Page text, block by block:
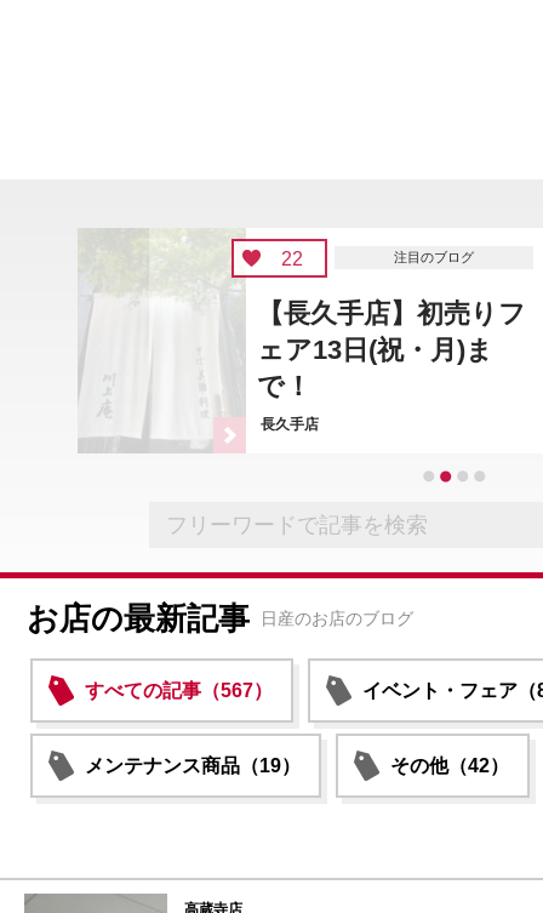
注目のブログ
【長久手店】初売りフ
ェア13日(祝・月)ま
で！
お店の最新記事 日産のお店のブログ
すべての記事（567） イベント・フェア（
メンテナンス商品（19） その他（42）